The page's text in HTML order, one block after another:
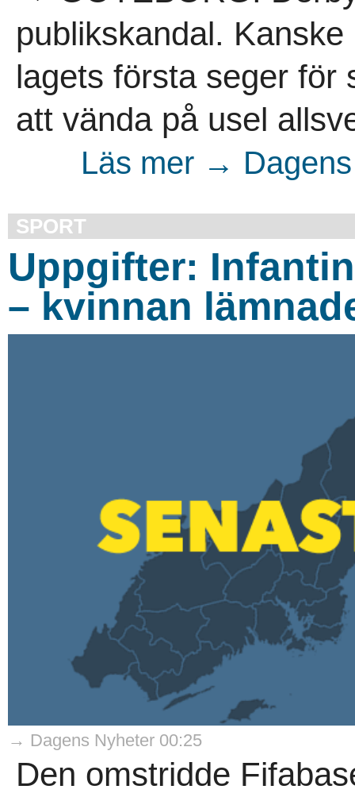
publikskandal.
lagets första seger för
att vända på usel
Läs mer →
SPORT
Uppgifter:
– kvinnan
→ Dagens Nyheter 00:25
Den omstridde